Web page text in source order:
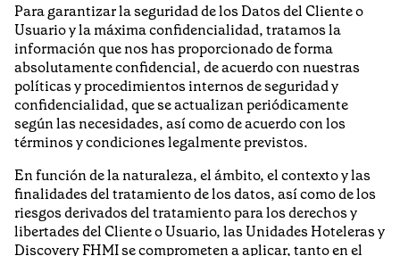
Para garantizar la seguridad de los Datos del Cliente o
Usuario y la máxima confidencialidad, tratamos la
información que nos has proporcionado de forma
absolutamente confidencial, de acuerdo con nuestras
políticas y procedimientos internos de seguridad y
confidencialidad, que se actualizan periódicamente
según las necesidades, así como de acuerdo con los
términos y condiciones legalmente previstos.
En función de la naturaleza, el ámbito, el contexto y las
finalidades del tratamiento de los datos, así como de los
riesgos derivados del tratamiento para los derechos y
libertades del Cliente o Usuario, las Unidades Hoteleras y
Discovery FHMI se comprometen a aplicar, tanto en el